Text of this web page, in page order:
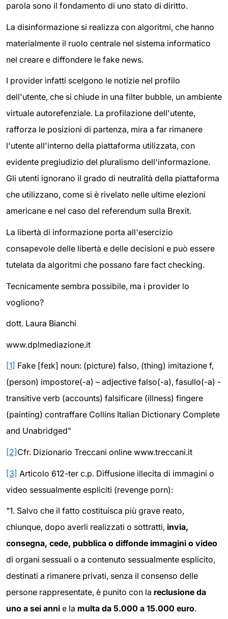
parola sono il fondamento di uno stato di diritto.
La disinformazione si realizza con algoritmi, che hanno
materialmente il ruolo centrale nel sistema informatico
nel creare e diffondere le fake news.
I provider infatti scelgono le notizie nel profilo
dell'utente, che si chiude in una filter bubble, un ambiente
virtuale autorefenziale. La profilazione dell'utente,
rafforza le posizioni di partenza, mira a far rimanere
l'utente all'interno della piattaforma utilizzata, con
evidente pregiudizio del pluralismo dell'informazione.
Gli utenti ignorano il grado di neutralità della piattaforma
che utilizzano, come si è rivelato nelle ultime elezioni
americane e nel caso del referendum sulla Brexit.
La libertà di informazione porta all'esercizio
consapevole delle libertà e delle decisioni e può essere
tutelata da algoritmi che possano fare fact checking.
Tecnicamente sembra possibile, ma i provider lo
vogliono?
dott. Laura Bianchi
www.dplmediazione.it
[1] Fake [feɪk] noun: (picture) falso, (thing) imitazione f,
(person) impostore(-a) – adjective falso(-a), fasullo(-a) -
transitive verb (accounts) falsificare (illness) fingere
(painting) contraffare Collins Italian Dictionary Complete
and Unabridged"
[2] Cfr. Dizionario Treccani online www.treccani.it
[3] Articolo 612-ter c.p. Diffusione illecita di immagini o
video sessualmente espliciti (revenge porn):
"1. Salvo che il fatto costituisca più grave reato,
chiunque, dopo averli realizzati o sottratti, invia,
consegna, cede, pubblica o diffonde immagini o video
di organi sessuali o a contenuto sessualmente esplicito,
destinati a rimanere privati, senza il consenso delle
persone rappresentate, è punito con la reclusione da
uno a sei anni e la multa da 5.000 a 15.000 euro.